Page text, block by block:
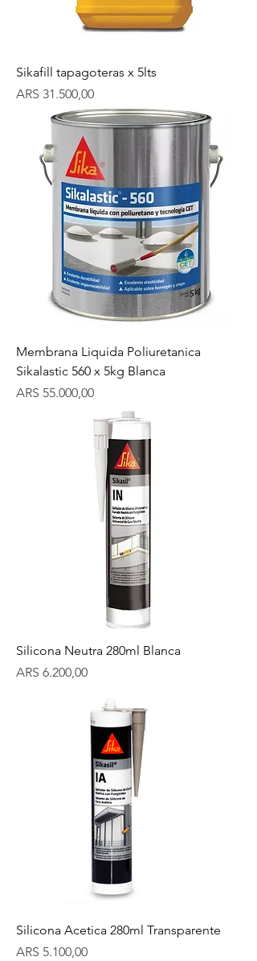
Sikafill tapagoteras x 5lts
Precio
ARS 31.500,00
Membrana Liquida Poliuretanica
Sikalastic 560 x 5kg Blanca
Precio
ARS 55.000,00
Silicona Neutra 280ml Blanca
Precio
ARS 6.200,00
Silicona Acetica 280ml Transparente
Precio
ARS 5.100,00